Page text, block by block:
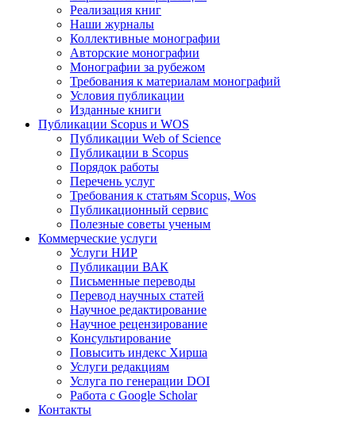
Реализация книг
Наши журналы
Коллективные монографии
Авторские монографии
Монографии за рубежом
Требования к материалам монографий
Условия публикации
Изданные книги
Публикации Scopus и WOS
Публикации Web of Science
Публикации в Scopus
Порядок работы
Перечень услуг
Требования к статьям Scopus, Wos
Публикационный сервис
Полезные советы ученым
Коммерческие услуги
Услуги НИР
Публикации ВАК
Письменные переводы
Перевод научных статей
Научное редактирование
Научное рецензирование
Консультирование
Повысить индекс Хирша
Услуги редакциям
Услуга по генерации DOI
Работа с Google Scholar
Контакты